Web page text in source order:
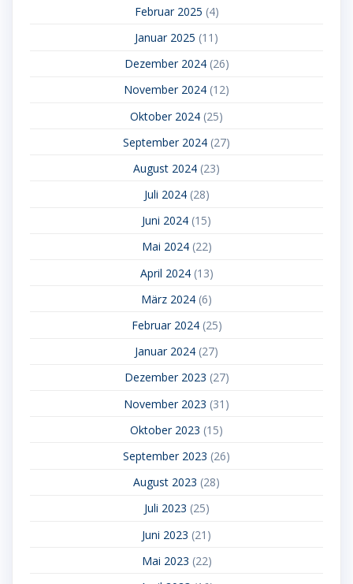
Februar 2025 (4)
Januar 2025 (11)
Dezember 2024(26)
November 2024 (12)
Oktober 2024 (25)
September 2024 (27)
August 2024 (23)
Juli 2024(28)
Juni 2024 (15)
Mai 2024(22)
April 2024(13)
März 2024 (6)
Februar 2024(25)
Januar 2024 (27)
Dezember 2023 (27)
November 2023 (31)
Oktober 2023 (15)
September 2023 (26)
August 2023 (28)
Juli 2023 (25)
Juni 2023 (21)
Mai 2023 (22)